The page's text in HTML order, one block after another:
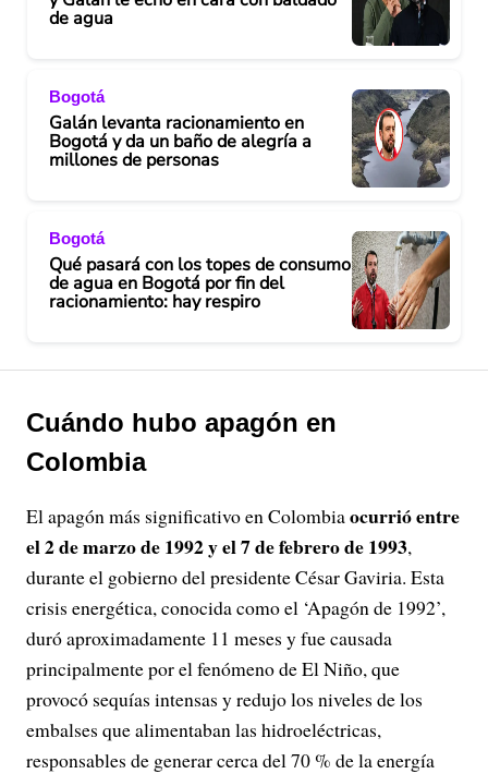
de agua
Bogotá
Galán levanta racionamiento en
Bogotá y da un baño de alegría a
millones de personas
Bogotá
Qué pasará con los topes de consumo
de agua en Bogotá por fin del
racionamiento: hay respiro
Cuándo hubo apagón en
Colombia
El apagón más significativo en Colombiaocurrió entre
el 2 de marzo de 1992 y el 7 de febrero de 1993,
durante el gobierno del presidente César Gaviria. Esta
crisis energética, conocida como el ‘Apagón de 1992’,
duró aproximadamente 11 meses y fue causada
principalmente por el fenómeno de El Niño, que
provocó sequías intensas y redujo los niveles de los
embalses que alimentaban las hidroeléctricas,
responsables de generar cerca del 70 % de la energía